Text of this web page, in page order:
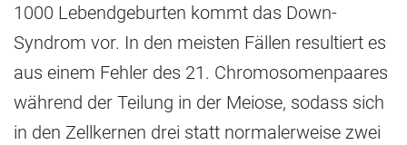
1000 Lebendgeburten kommt das Down-
Syndrom vor. In den meisten Fällen resultiert es
aus einem Fehler des 21. Chromosomenpaares
während der Teilung in der Meiose, sodass sich
in den Zellkernen drei statt normalerweise zwei